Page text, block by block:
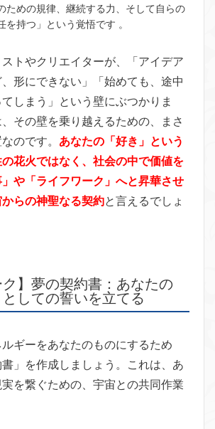
ための規律、継続する力、そして自らの
を持つ」という覚悟です 。
トやクリエイターが、「アイデア
形にできない」「始めても、途中
しまう」という壁にぶつかりま
その壁を乗り越えるための、まさ
のです。 あなたの「好き」という
花火ではなく、社会の中で価値を
や「ライフワーク」へと昇華させ
らの神聖なる契約と言えるでしょ
ク】夢の契約書：あなたの
としての誓いを立てる
ギーをあなたのものにするため
」を作成しましょう。これは、あ
を繋ぐための、宇宙との共同作業